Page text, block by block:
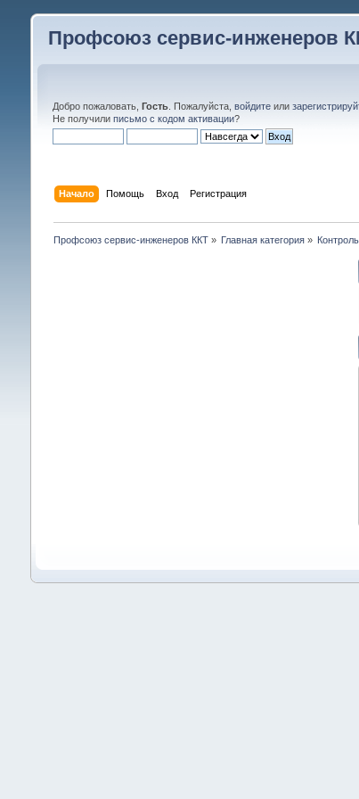
Профсоюз сервис-инженеров
Добро пожаловать, Гость. Пожалуйста, войдитеили
Не получили письмо с кодом активации?
Начало Помощь Вход Регистрация
Профсоюз сервис-инженеров ККТ» Главная категория »